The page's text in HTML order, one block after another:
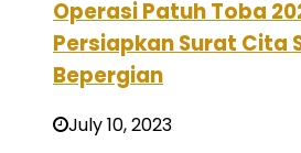
Operasi Patuh Toba
Persiapkan Surat Cita
Bepergian
July 10, 2023